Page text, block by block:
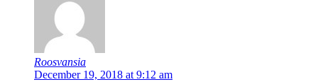
Roosvansia
December 19, 2018 at 9:12 am